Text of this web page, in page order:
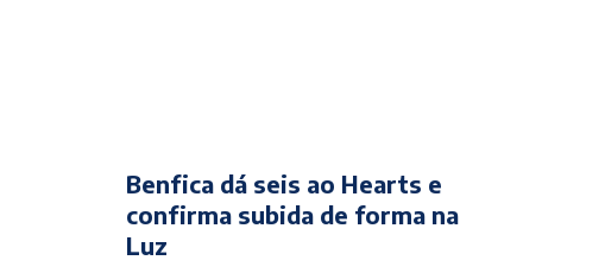
Benfica dá seis ao Hearts e
confirma subida de forma na
Luz